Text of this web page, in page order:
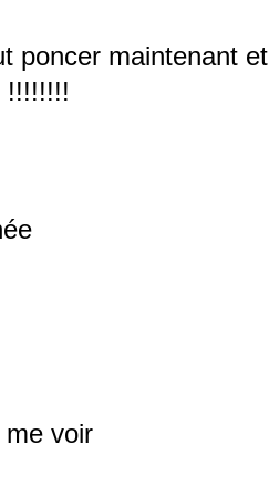
poncer maintenant et
!!!!!!!!
voir